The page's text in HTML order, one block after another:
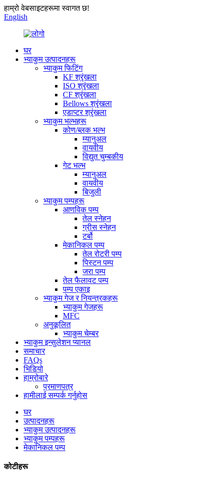
हाम्रो वेबसाइटहरूमा स्वागत छ!
English
घर
भ्याकुम उत्पादनहरू
भ्याकुम फिटिंग
KF श्रृंखला
ISO श्रृंखला
CF श्रृंखला
Bellows श्रृंखला
एडाप्टर श्रृंखला
भ्याकुम भल्भहरू
कोण/ब्लक भल्भ
म्यानुअल
वायवीय
विद्युत चुम्बकीय
गेट भल्भ
म्यानुअल
वायवीय
बिजुली
भ्याकुम पम्पहरू
आणविक पम्प
तेल स्नेहन
ग्रीस स्नेहन
टर्बो
मेकानिकल पम्प
तेल रोटरी पम्प
पिस्टन पम्प
जरा पम्प
तेल फैलावट पम्प
पम्प एकाइ
भ्याकुम गेज र नियन्त्रकहरू
भ्याकुम गेजहरू
MFC
अनुकूलित
भ्याकुम चेम्बर
भ्याकुम इन्सुलेशन प्यानल
समाचार
FAQs
भिडियो
हाम्रोबारे
प्रमाणपत्र
हामीलाई सम्पर्क गर्नुहोस
घर
उत्पादनहरू
भ्याकुम उत्पादनहरू
भ्याकुम पम्पहरू
मेकानिकल पम्प
कोटीहरू